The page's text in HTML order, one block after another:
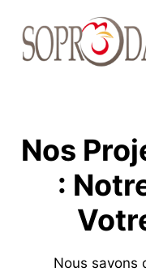
contenu
Nos
:
Nous savons